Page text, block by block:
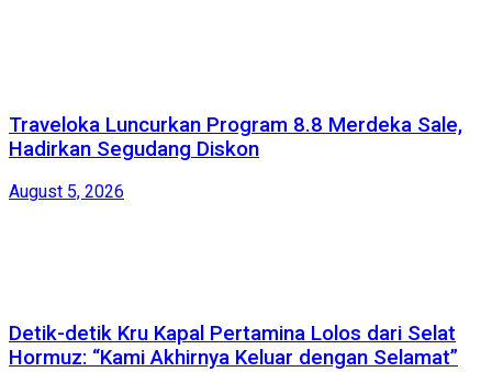
Traveloka Luncurkan Program 8.8 Merdeka Sale,
Hadirkan Segudang Diskon
August 5, 2026
Detik-detik Kru Kapal Pertamina Lolos dari Selat
Hormuz: “Kami Akhirnya Keluar dengan Selamat”